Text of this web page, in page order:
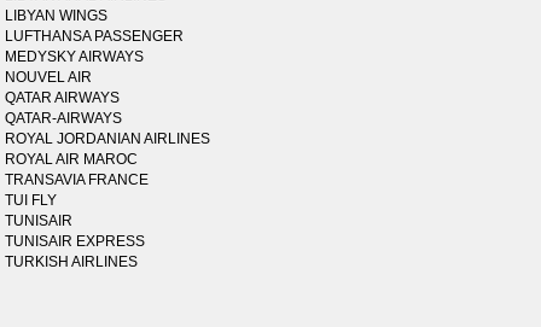
LIBYAN WINGS
LUFTHANSA PASSENGER
MEDYSKY AIRWAYS
NOUVEL AIR
QATAR AIRWAYS
QATAR-AIRWAYS
ROYAL JORDANIAN AIRLINES
ROYAL AIR MAROC
TRANSAVIA FRANCE
TUI FLY
TUNISAIR
TUNISAIR EXPRESS
TURKISH AIRLINES